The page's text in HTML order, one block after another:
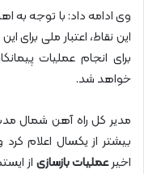
وی ادامه داد: با توجه به
این نقاط، اعتبار ملی
برای انجام عملیات
خواهد شد.
مدیر کل راه آهن شمال مدت
بیشتر از یکسال اعلام
اخیرعملیات بازسازی از